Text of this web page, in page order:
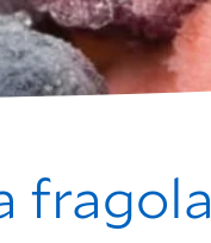
fragola